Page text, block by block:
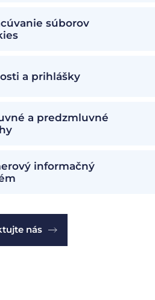
súborov
a prihlášky
a predzmluvné
informačný
nás